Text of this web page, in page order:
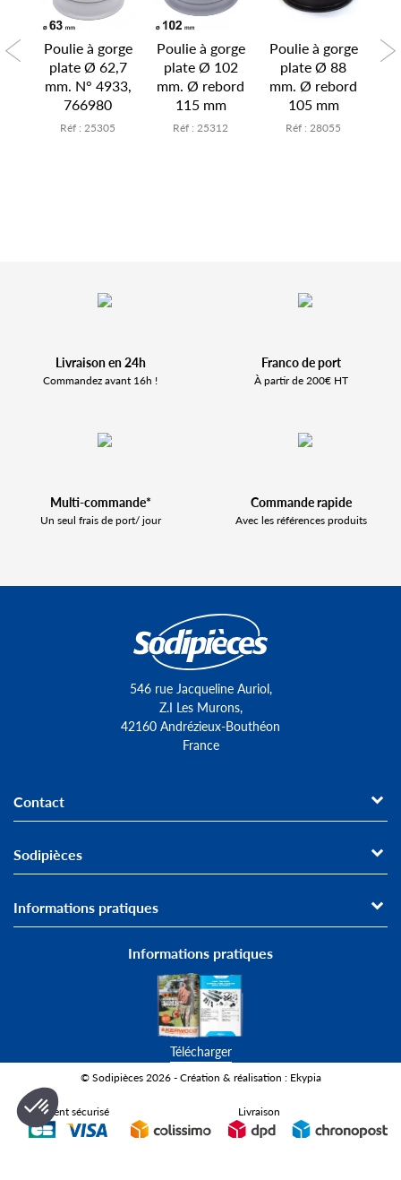
Poulie à gorge
plate Ø 62,7
mm. N° 4933,
766980
Réf : 25305
Poulie à gorge
plate Ø 102
mm. Ø rebord
115 mm
Réf : 25312
Poulie à gorge
plate Ø 88
mm. Ø rebord
105 mm
Réf : 28055
Livraison en 24h
Commandez avant 16h !
Franco de port
À partir de 200€ HT
Multi-commande*
Un seul frais de port/ jour
Commande rapide
Avec les références produits
546 rue Jacqueline Auriol,
Z.I Les Murons,
42160 Andrézieux-Bouthéon
France
Contact
Sodipièces
Informations pratiques
Informations pratiques
Télécharger
© Sodipièces 2026 - Création & réalisation : Ekypia
Paiement sécurisé Livraison